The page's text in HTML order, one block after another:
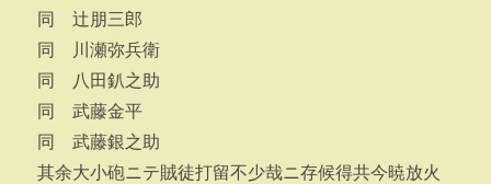
同 辻朋三郎
同 川瀬弥兵衛
同 八田釟之助
同 武藤金平
同 武藤銀之助
其余大小砲ニテ賊徒打留不少哉ニ存候得共今暁放火